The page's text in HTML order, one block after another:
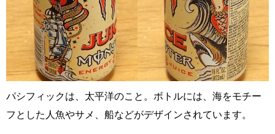
パシフィックは、太平洋のこと。ボトルには、海をモチー
フとした人魚やサメ、船などがデザインされています。